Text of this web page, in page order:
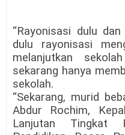
“Rayonisasi dulu
dulu rayonisasi
melanjutkan
sekarang hanya
sekolah.
“Sekarang, murid
Abdur Rochim,
Lanjutan Tingkat